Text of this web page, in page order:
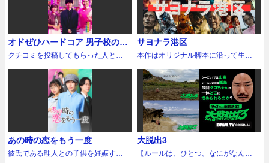
居を継続しているというパートナ
ー・加藤ローサとの私生活の本音を
大胆に吐露！？もう一人のゲスト
は、「数え切れないくらいの花瓶を
持っているロマンチックおじさん芸
人」ことアルコ＆ピースの平子祐希
（47）。愛妻家として知られる平子
が、おじさんとして令和のコンプラ
社会に四苦八苦する泥臭い本音をぶ
エティに富んだ異色の3人衆 。まず
は「最近YouTubeを始めたカリスマ
ボーカルおじさん」こと清春（57）
。登場した瞬間から強烈なオーラを
放ち 、“ヴィジュアル系おじさん”と
しての在り方やファンの高齢化な
ど、切実な悩みを激白する姿は見逃
し、博との結婚を夢見るレイナ、そ
してそんなレイナを神のように崇め
るさつき。3人が同じバスに乗り込
み、たどり着いた目的地と結論は？
が、些細なきっかけで溢れて止まら
なくなる犬飼を熱量たっぷりに演じ
ている。そしてそんな犬飼に一途な
片想いをしているヒロイン、渚を演
じるのは“アイドル史上最強BODY”と
呼ばれるプロポーションで人気の元
でなく、最近は縦型ドラマで7作連続
悪女役を演じたことで話題となった
が、本作では自身初の清純派ヒロイ
ンに挑戦。「刺激的なシーンの根底
にある、二人のピュアで真っ直ぐな
想いに私自身も魅了されながら演じ
ました。」と話す通り、犬飼からの
まっすぐに向けられる独占欲と溺れ
るほどの優しさに翻弄されつつも、
よう」と提案をする。 陽キャイケメ
ン芸人の長崎佑太郎を演じるのは、
ABEMA『今日好きになりました。』
（2021年）への出演で話題となり、
SNSフォロワーが急増した期待の若
手俳優、石川悠人。「いつか武井の
熱が冷めるまで」そう思いながら気
持ちに答えるも、武井の言葉に一喜
一憂し、時には嫉妬もしてしまう表
情豊かな佑太郎は思わず応援したく
なるキャラクターに仕上がってい
る。そしてそんな佑太郎の相方、武
井周作を演じるのは、容姿端麗なル
ックスでモデル、俳優として活躍す
る元之介。陰キャでポーカーフェイ
ス、「じゃない方芸人」と呼ばれる
（1週間）が全話100万回を突破
（※TVer DATA MARKETINGにて算
出）、テレ東の番組エピソード別再
生数で歴代再生数のTOP10に6本がラ
ンクインするなど、“不倫復讐ドラ
マ”というジャンルを確立。 さらに
2024年には高梨臨×柳俊太郎（※柳
は木に夘）で「夫を社会的に抹殺す
る5つの方法 Season2」を放送。1と
は違った家庭の形は新たに話題を集
め、こちらも見逃し配信の再生数が
100万回を超える（※TVer DATA
MARKETING にて算出）人気を集め
世界線を一新し再構築したリブート
版として制作し、主人公の奥田茜役
を加藤史帆、茜の夫・奥田大輔役を
ら命を絶ってしまう。絶望に沈んで
いたカケルは「いじめ被害日記」を
発見。そこにはエマの死の裏に隠さ
れた戦慄の真実が書かれていた。怒
りと悲しみに燃え、復讐を決意した
カケルは、18年後、何も知らずに幸
せな人生を謳歌している"加害者"たち
に近づき、恐ろしい復讐を実行して
いく。 地位・財産・容姿端麗な外見
と強靭な肉体、全てを兼ね備えて帰
郷したカケルを演じるのは、ドラマ
『ごくせん（第2シリーズ）』
（2005年）で俳優デビュー、『仮面
ライダー電王』（2007年）で仮面ラ
イダーゼロノス＝桜井侑斗を演じ注
目を集め、以降、映画やテレビドラ
マ、舞台など幅広く活躍している中
長令嬢から、借金取りに追われる貧
乏生活へと転落してしまう如月ハニ
ー（阿部なつき）。その正体は「空
中元素固定装置」により造られたア
ンドロイド。愛と正義の戦士キュー
ティーハニーとして邪悪な悪党を成
も控える大人気ショートコメディ系
動画クリエイターコウイチが監督・
脚本を務める縦型ショートドラマ。
バイト先が夜逃げして金欠状態に陥
り、手っ取り早く大金が稼げるとい
う怪しいバイトに応募した誠。集合
と化したショッピングモールだっ
た。キャラの濃すぎるバイト仲間・
隼人と彩花と合流し、やばいバイト
に応募してしまったことを後悔し始
めた矢先、突然このフードコート
「バニーキッチン」のマスコットキ
ャラクター・バニーくんの仮面を被
った大男に襲われる。大男の正体
は？ 誰が何の目的で仕掛けたワナ
なのか？そして3人は無事にここから
オドぜひハードコア 男子校の呪
縛２
クチコミを投稿してもらった人とオ
ンプルなクチコミバラエティ「オー
ドリーさん、ぜひ会ってほしい人が
いるんです。」の配信限定スピンオ
フ第2弾を今年もDMM TVで独占配信
することが決定！ 第2弾となる今回
も「男子校の呪縛」と称し、地上波
では波紋を呼びそうなオドぜひの“ハ
ードコア版”として、リミッターをは
ずした企画の数々を全5話にわたって
サヨナラ港区
本作はオリジナル脚本に沿って生成
よる編集を加え、セリフは声優陣に
よるアフレコ、効果音・音楽は通常
のドラマ・アニメと同様の制作手法
をとったショート作品。ytvメディア
デザインが現時点での動画生成AIに
よるストーリーコンテンツ制作の
「可能性と限界」を知ることを一つ
の目的として制作した意欲作だ。 映
像の制作を行ったのは、CM制作など
あの時の恋をもう一度
彼氏である理人との子供を妊娠する
大脱出3
【ルールは、ひとつ。なにがなんで